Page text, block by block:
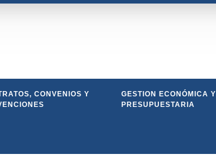
CONVENIOS Y
GESTION ECONÓMICA Y
PRESUPUESTARIA